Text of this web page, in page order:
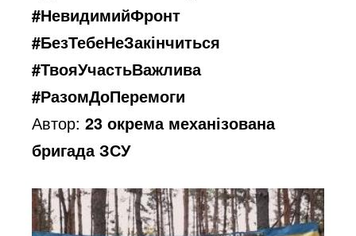
#НевидимийФронт
#БезТебеНеЗакінчиться
#ТвояУчастьВажлива
#РазомДоПеремоги
Автор:23 окрема механізована
бригада ЗСУ